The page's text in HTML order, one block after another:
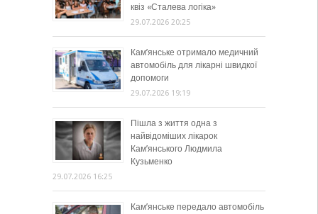
квіз «Сталева логіка»
29.07.2026 20:25
Кам’янське отримало медичний
автомобіль для лікарні швидкої
допомоги
29.07.2026 19:19
Пішла з життя одна з
найвідоміших лікарок
Кам’янського Людмила
Кузьменко
29.07.2026 16:25
Кам’янське передало автомобіль